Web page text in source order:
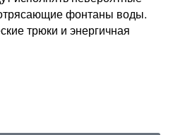
фонтаны воды.
трюки и энергичная